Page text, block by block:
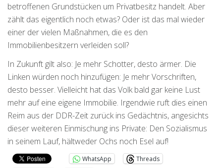
betroffenen Grundstücken um Privatbesitz handelt. Aber
zählt das eigentlich noch etwas? Oder ist das mal wieder
einer der vielen Maßnahmen, die es den
Immobilienbesitzern verleiden soll?
In Zukunft gilt also: Je mehr Schotter, desto ärmer. Die
Linken würden noch hinzufügen: Je mehr Vorschriften,
desto besser. Vielleicht hat das Volk bald gar keine Lust
mehr auf eine eigene Immobilie. Irgendwie ruft dies einen
Reim aus der DDR-Zeit zurück ins Gedächtnis, angesichts
dieser weiteren Einmischung ins Private: Den Sozialismus
in seinem Lauf, hältweder Ochs noch Esel auf!
WhatsApp
Threads